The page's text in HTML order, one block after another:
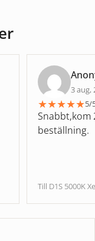
3 aug,
★★★★★5/
Snabbt,kom
beställning.
Till D1S 5000K